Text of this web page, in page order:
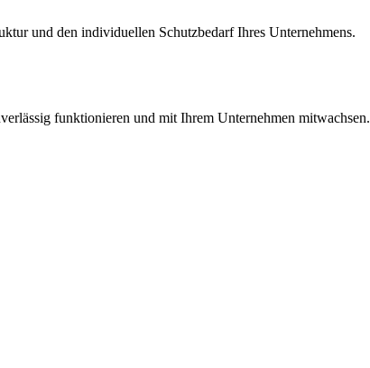
und den individuellen Schutzbedarf Ihres Unternehmens.
funktionieren und mit Ihrem Unternehmen mitwachsen.